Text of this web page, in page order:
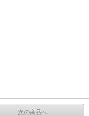
次の商品へ